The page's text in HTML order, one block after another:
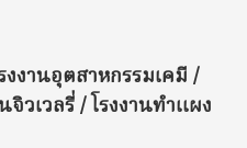
งานอุตสาหกรรมเคมี /
จิวเวลรี่ / โรงงานทำแผง